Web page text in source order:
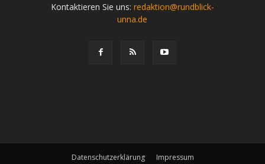
Kontaktieren Sie uns: redaktion@rundblick-
unna.de
Datenschutzerklärung Impressum